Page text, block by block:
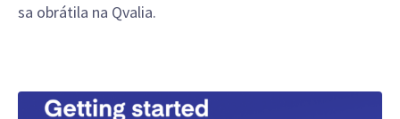
sa obrátila na Qvalia.